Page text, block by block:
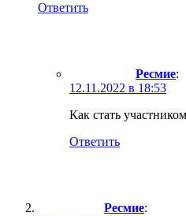
Ответить
Ресмие:
12.11.2022 в 18:53
Как стать
Ответить
Ресмие: